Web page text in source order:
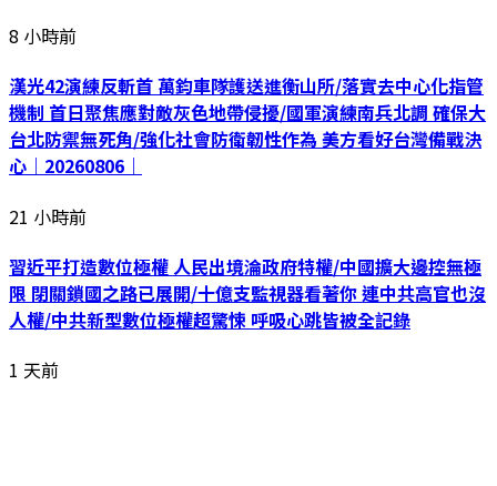
8 小時前
漢光42演練反斬首 萬鈞車隊護送進衡山所/落實去中心化指管
機制 首日聚焦應對敵灰色地帶侵擾/國軍演練南兵北調 確保大
台北防禦無死角/強化社會防衛韌性作為 美方看好台灣備戰決
心｜20260806｜
21 小時前
習近平打造數位極權 人民出境淪政府特權/中國擴大邊控無極
限 閉關鎖國之路已展開/十億支監視器看著你 連中共高官也沒
人權/中共新型數位極權超驚悚 呼吸心跳皆被全記錄
1 天前